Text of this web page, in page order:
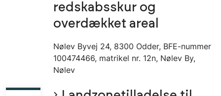
redskabsskur og
overdækket areal
Nølev Byvej 24, 8300 Odder, BFE-nummer
100474466, matrikel nr. 12n, Nølev By,
Nølev